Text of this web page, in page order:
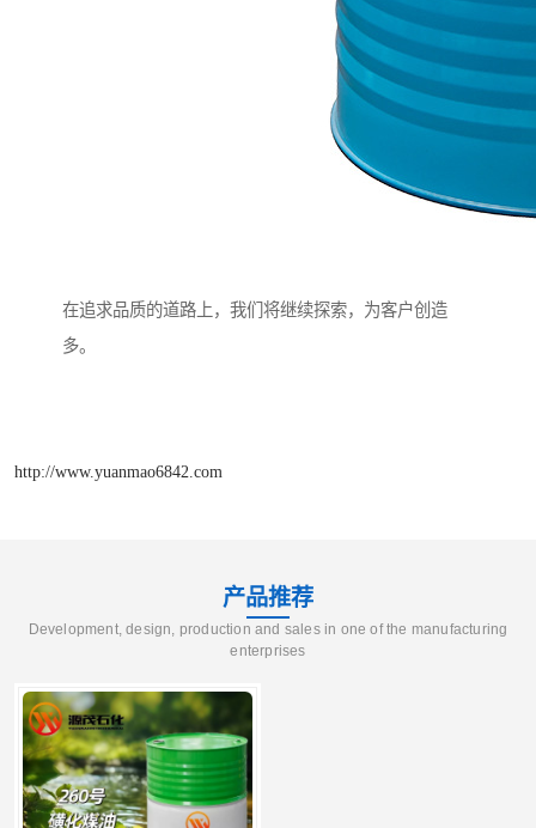
在追求品质的道路上，我们将继续探索，为客户创造
多。
http://www.yuanmao6842.com
产品推荐
Development, design, production and sales in one of the manufacturing
enterprises